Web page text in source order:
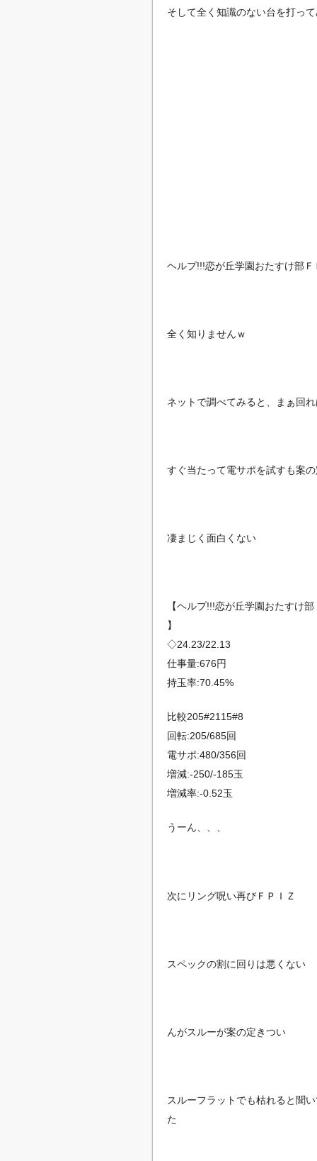
そして全く知識のない台を打っ
ヘルプ!!!恋が丘学園おたすけ部Ｆ
全く知りませんｗ
ネットで調べてみると、まぁ回
すぐ当たって電サポを試すも案
凄まじく面白くない
【ヘルプ!!!恋が丘学園おたすけ
】
◇24.23/22.13
仕事量:676円
持玉率:70.45%
比較205#2115#8
回転:205/685回
電サポ:480/356回
増減:-250/-185玉
増減率:-0.52玉
うーん、、、
次にリング呪い再びＦＰＩＺ
スペックの割に回りは悪くない
んがスルーが案の定きつい
スルーフラットでも枯れると聞
た